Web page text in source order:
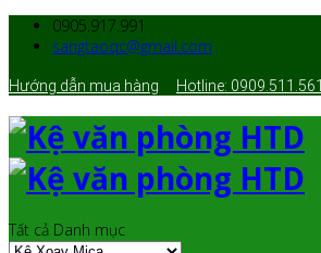
0905.917.991
sangtaoqc@gmail.com
Hướng dẫn mua hàng Hotline: 0909.511.561
Tất cả Danh mục